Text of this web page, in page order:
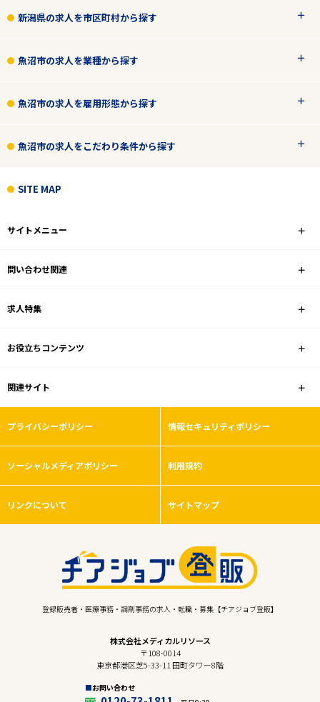
新潟県の求人を市区町村から探す
魚沼市の求人を業種から探す
魚沼市の求人を雇用形態から探す
魚沼市の求人をこだわり条件から探す
SITE MAP
サイトメニュー
問い合わせ関連
求人特集
お役立ちコンテンツ
関連サイト
プライバシーポリシー 情報セキュリティポリシー
ソーシャルメディアポリシー 利用規約
リンクについて サイトマップ
登録販売者・医療事務・調剤事務の求人・転職・募集【チアジョブ登販】
株式会社メディカルリソース
〒108-0014
東京都港区芝5-33-11 田町タワー8階
お問い合わせ